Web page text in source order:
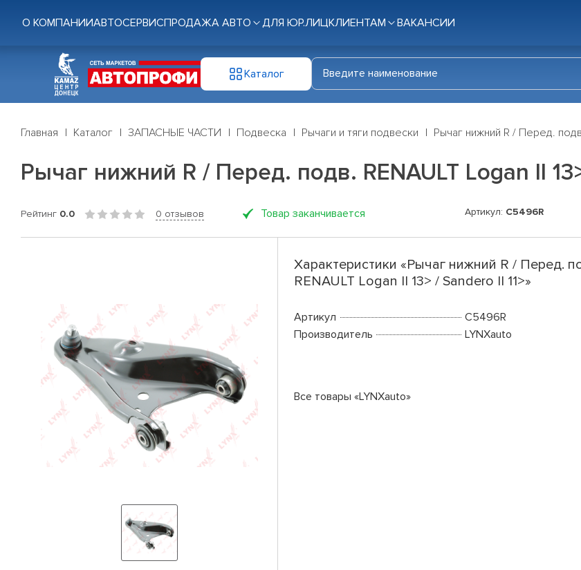
О КОМПАНИИАВТОСЕРВИСПРОДАЖА АВТО ДЛЯ ЮР.ЛИЦКЛИЕНТАМ ВАКАНСИИ
Каталог
Главная Каталог ЗАПАСНЫЕ ЧАСТИ Подвеска Рычаги и тяги подвески Рычаг нижний R / Перед.
Рычаг нижний R / Перед. подв. RENAULT Logan II
Рейтинг 0.0 0 отзывов Товар заканчивается Артикул: C5496R
Характеристики «Рычаг нижний R / Перед.
RENAULT Logan II 13> / Sandero II 11>»
Артикул
C5496R
Производитель
LYNXauto
Все товары «LYNXauto»